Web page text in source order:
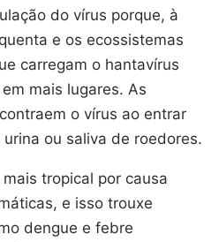
do vírus porque, à
e os ecossistemas
carregam o hantavírus
mais lugares. As
o vírus ao entrar
ou saliva de roedores.
tropical por causa
e isso trouxe
dengue e febre